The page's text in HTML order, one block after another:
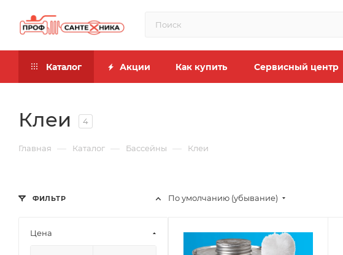
Каталог Акции Как купить Сервисный центр
Клеи 4
Главная — Каталог — Бассейны — Клеи
По умолчанию (убывание)
ФИЛЬТР
Цена